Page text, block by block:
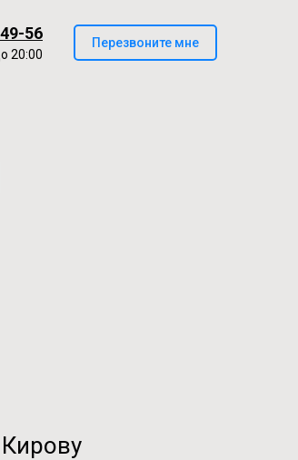
56
20:00
Перезвоните мне